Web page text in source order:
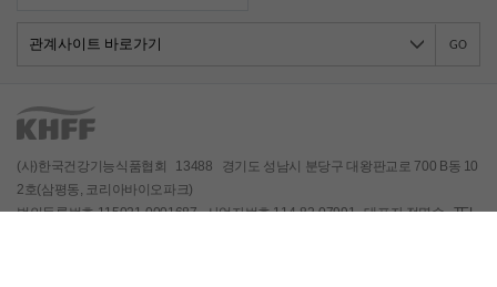
GO
(사)한국건강기능식품협회 13488 경기도 성남시 분당구 대왕판교로 700 B동 10
2호(삼평동, 코리아바이오파크)
법인등록번호 115021-0001687 사업자번호 114-82-07991 대표자 정명수 TEL